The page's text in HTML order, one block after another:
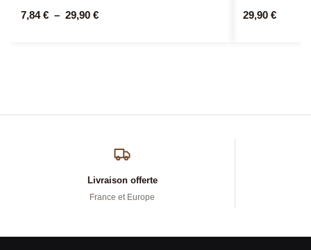
7,84€ – 29,90 € 29,90 €
Livraison offerte
France et Europe